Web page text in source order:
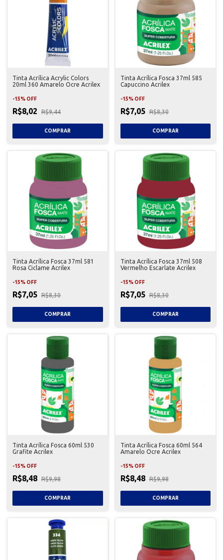
Tinta Acrílica Acrylic Colors
20ml 360 Amarelo Ocre Acrilex
-15% OFF
R$8,02 R$9,44
Tinta Acrílica Fosca 37ml 585
Capuccino Acrilex
-15% OFF
R$7,05 R$8,30
Tinta Acrílica Fosca 37ml 581
Rosa Ciclame Acrilex
-15% OFF
R$7,05 R$8,30
Tinta Acrílica Fosca 37ml 508
Vermelho Escarlate Acrilex
-15% OFF
R$7,05 R$8,30
Tinta Acrílica Fosca 60ml 530
Grafite Acrilex
-15% OFF
R$8,48 R$9,98
Tinta Acrílica Fosca 60ml 564
Amarelo Ocre Acrilex
-15% OFF
R$8,48 R$9,98